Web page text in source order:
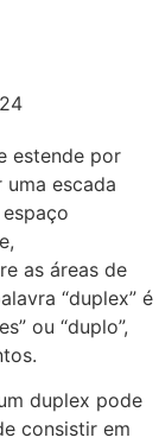
estende por
escada
as áreas de
“duplex” é
ou “duplo”,
duplex pode
consistir em